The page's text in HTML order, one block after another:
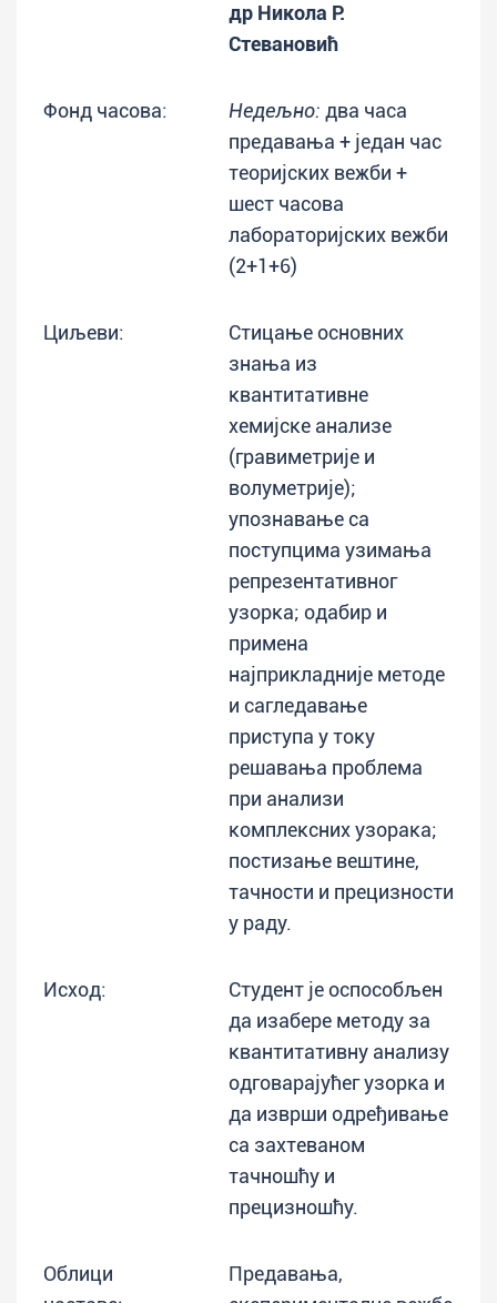
др Никола Р.
Стевановић
Фонд часова: Недељно: два часа
предавања + један час
теоријских вежби +
шест часова
лабораторијских вежби
(2+1+6)
Циљеви:
Стицање основних
знања из
квантитативне
хемијске анализе
(гравиметрије и
волуметрије);
упознавање са
поступцима узимања
репрезентативног
узорка; oдабир и
примена
најприкладније методе
и сагледавање
приступа у току
решавања проблема
при анализи
комплексних узорака;
постизање вештине,
тачности и прецизности
у раду.
Исход:
Студент је оспособљен
да изабере методу за
квантитативну анализу
одговарајућег узорка и
да изврши одређивање
са захтеваном
тачношћу и
прецизношћу.
Облици
Предавања,